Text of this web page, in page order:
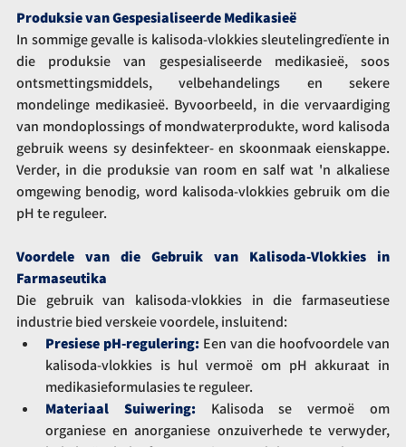
Produksie van Gespesialiseerde Medikasieë
In sommige gevalle is kalisoda-vlokkies sleutelingredïente in
die produksie van gespesialiseerde medikasieë, soos
ontsmettingsmiddels, velbehandelings en sekere
mondelinge medikasieë. Byvoorbeeld, in die vervaardiging
van mondoplossings of mondwaterprodukte, word kalisoda
gebruik weens sy desinfekteer- en skoonmaak eienskappe.
Verder, in die produksie van room en salf wat 'n alkaliese
omgewing benodig, word kalisoda-vlokkies gebruik om die
pH te reguleer.
Voordele van die Gebruik van Kalisoda-Vlokkies in
Farmaseutika
Die gebruik van kalisoda-vlokkies in die farmaseutiese
industrie bied verskeie voordele, insluitend:
Presiese pH-regulering: Een van die hoofvoordele van
kalisoda-vlokkies is hul vermoë om pH akkuraat in
medikasieformulasies te reguleer.
Materiaal Suiwering:
Kalisoda se vermoë om
organiese en anorganiese onzuiverhede te verwyder,